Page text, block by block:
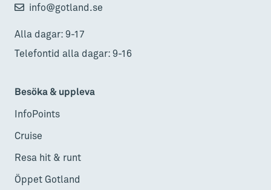
info@gotland.se
Alla dagar: 9-17
Telefontid alla dagar: 9-16
Besöka & uppleva
InfoPoints
Cruise
Resa hit & runt
Öppet Gotland